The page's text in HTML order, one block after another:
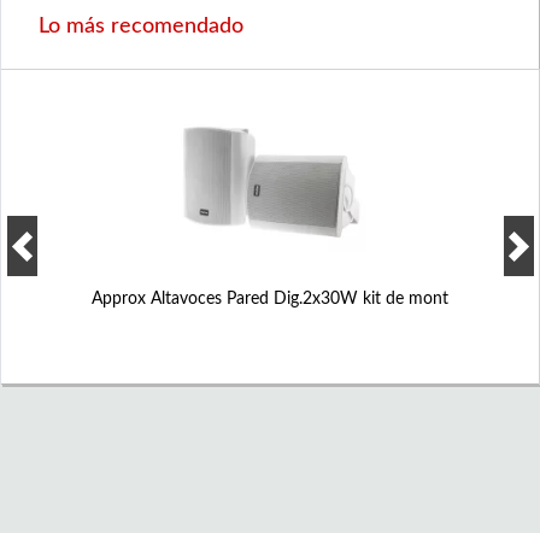
Lo más recomendado
Approx Altavoces Pared Dig.2x30W kit de mont